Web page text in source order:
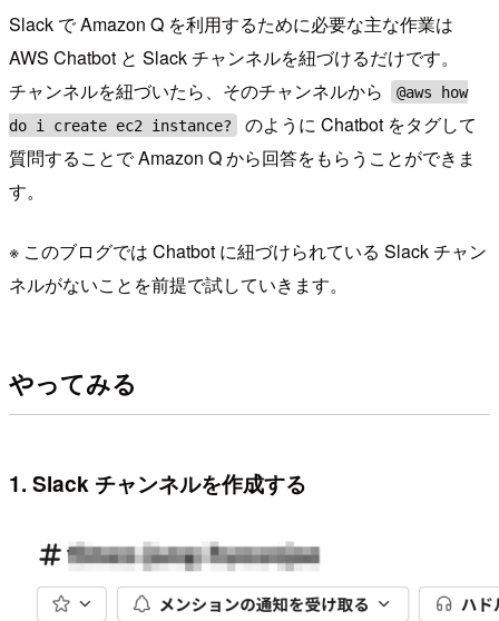
Slack で Amazon Q を利用するために必要な主な作業は
AWS Chatbot と Slack チャンネルを紐づけるだけです。
チャンネルを紐づいたら、そのチャンネルから
@aws how
do i create ec2 instance?
のように Chatbot をタグして
質問することで Amazon Q から回答をもらうことができま
す。
※ このブログでは Chatbot に紐づけられている Slack チャン
ネルがないことを前提で試していきます。
やってみる
1. Slack チャンネルを作成する